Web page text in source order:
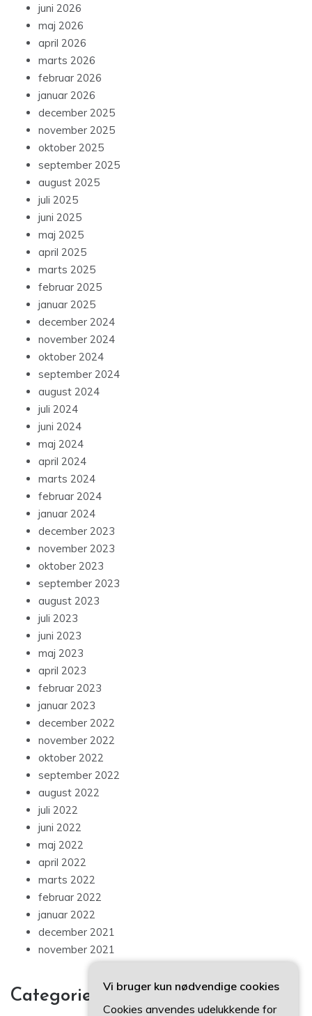
juni 2026
maj 2026
april 2026
marts 2026
februar 2026
januar 2026
december 2025
november 2025
oktober 2025
september 2025
august 2025
juli 2025
juni 2025
maj 2025
april 2025
marts 2025
februar 2025
januar 2025
december 2024
november 2024
oktober 2024
september 2024
august 2024
juli 2024
juni 2024
maj 2024
april 2024
marts 2024
februar 2024
januar 2024
december 2023
november 2023
oktober 2023
september 2023
august 2023
juli 2023
juni 2023
maj 2023
april 2023
februar 2023
januar 2023
december 2022
november 2022
oktober 2022
september 2022
august 2022
juli 2022
juni 2022
maj 2022
april 2022
marts 2022
februar 2022
januar 2022
december 2021
november 2021
Categories
Vi bruger kun nødvendige cookies
Cookies anvendes udelukkende for